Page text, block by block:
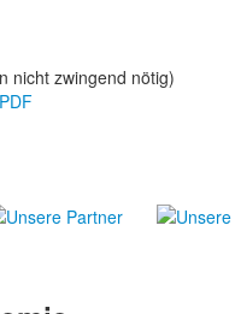
nicht zwingend nötig)